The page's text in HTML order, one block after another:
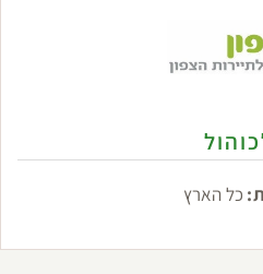
כל הארץ